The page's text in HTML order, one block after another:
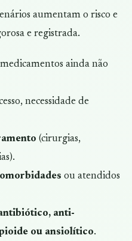
aumentam o risco e
e registrada.
ainda não
necessidade de
(cirurgias,
ou atendidos
anti-
ou ansiolítico.